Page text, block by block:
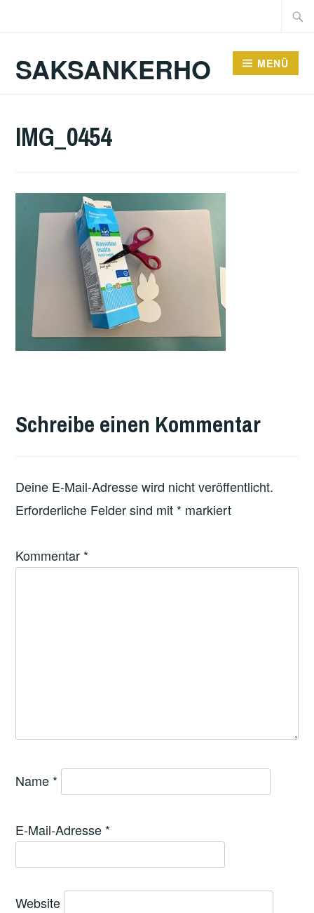
Suche
SAKSANKERHO MENÜ
IMG_0454
Schreibe einen Kommentar
Deine E-Mail-Adresse wird nicht veröffentlicht.
Erforderliche Felder sind mit * markiert
Kommentar *
Name *
E-Mail-Adresse *
Website